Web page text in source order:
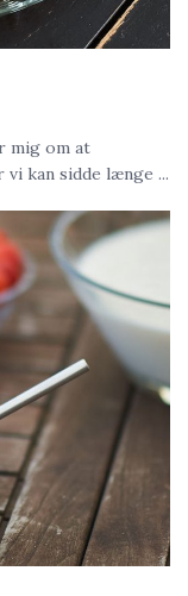
mig om at
kan sidde længe ...